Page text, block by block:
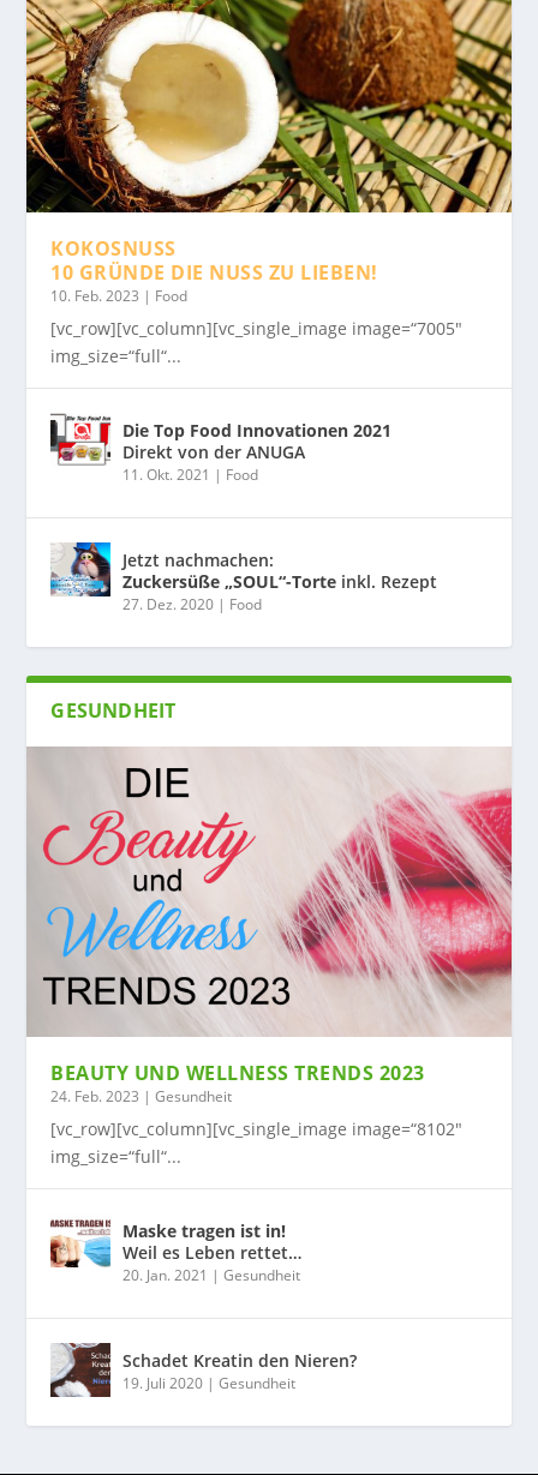
KOKOSNUSS
10 GRÜNDE DIE NUSS ZU LIEBEN!
10. Feb. 2023 | Food
[vc_row][vc_column][vc_single_image image=“7005″
img_size=“full“...
Die Top Food Innovationen 2021
Direkt von der ANUGA
11. Okt. 2021 | Food
Jetzt nachmachen:
Zuckersüße „SOUL“-Torte inkl. Rezept
27. Dez. 2020 | Food
GESUNDHEIT
BEAUTY UND WELLNESS TRENDS 2023
24. Feb. 2023 |Gesundheit
[vc_row][vc_column][vc_single_image image=“8102″
img_size=“full“...
Maske tragen ist in!
Weil es Leben rettet…
20. Jan. 2021 |Gesundheit
Schadet Kreatin den Nieren?
19. Juli 2020 |Gesundheit